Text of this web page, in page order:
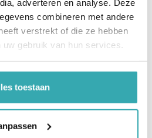
adverteren en analyse. Deze
combineren met andere
verstrekt of die ze hebben
gebruik van hun services.
toestaan